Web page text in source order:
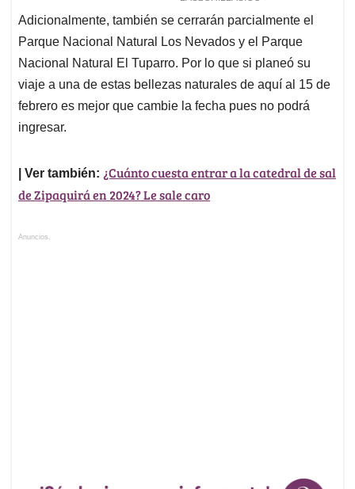
Adicionalmente, también se cerrarán parcialmente el
Parque Nacional Natural Los Nevados y el Parque
Nacional Natural El Tuparro. Por lo que si planeó su
viaje a una de estas bellezas naturales de aquí al 15 de
febrero es mejor que cambie la fecha pues no podrá
ingresar.
| Ver también: ¿Cuánto cuesta entrar a la catedral de sal
de Zipaquirá en 2024? Le sale caro
Anuncios.